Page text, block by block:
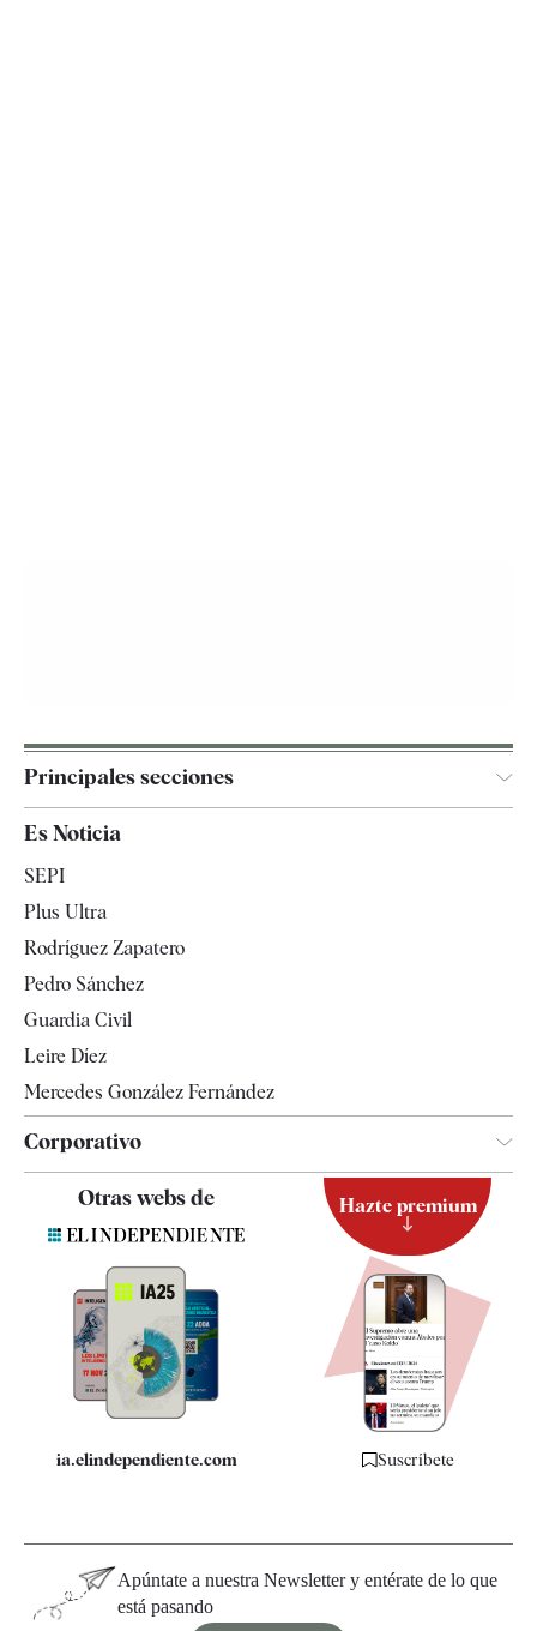
Principales secciones
España
Televisión
Es Noticia
SEPI
Plus Ultra
Rodríguez Zapatero
Pedro Sánchez
Guardia Civil
Leire Díez
Mercedes González Fernández
Corporativo
Contacto
Quiénes somos
Especificaciones
Otras webs de
ia.elindependiente.com
Hazte premium
Suscríbete
Apúntate a nuestra Newsletter y entérate de lo que
está pasando